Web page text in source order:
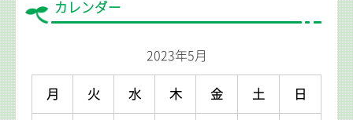
カレンダー
2023年5月
月 火 水 木 金 土 日